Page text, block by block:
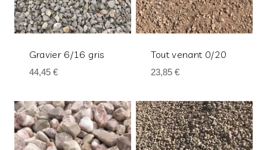
Gravier 6/16 gris
44,45 €
Tout venant 0/20
23,85 €